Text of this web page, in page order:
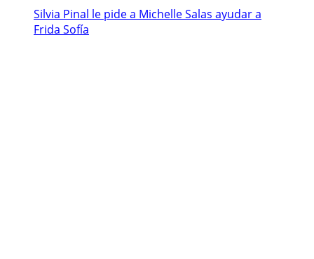
Silvia Pinal le pide a Michelle Salas ayudar a
Frida Sofía